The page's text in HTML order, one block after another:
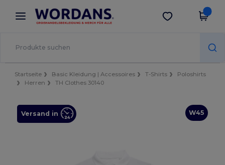
× Wordans App
Bessere Preise in der App!
App holen
Startseite Basic Kleidung | Accessoires T-Shirts
Poloshirts
Herren
TH Clothes 30140
W45
Versand in